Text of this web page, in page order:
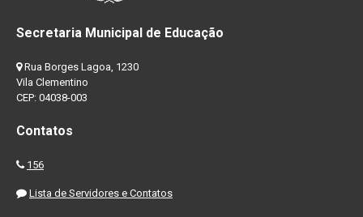
Secretaria Municipal de Educação
Rua Borges Lagoa, 1230
Vila Clementino
CEP: 04038-003
Contatos
156
Lista de Servidores e Contatos